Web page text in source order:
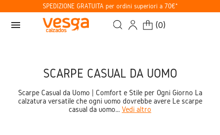
SPEDIZIONE GRATUITA per ordini superiori a 70€*
menu (0)
SCARPE CASUAL DA UOMO
Scarpe Casual da Uomo | Comfort e Stile per Ogni Giorno La
calzatura versatile che ogni uomo dovrebbe avere Le scarpe
casual da uomo... Vedi altro